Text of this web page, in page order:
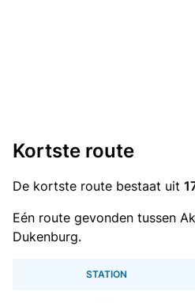
Kortste route
De kortste route bestaat uit
Eén route gevonden tussen
Dukenburg.
STATION